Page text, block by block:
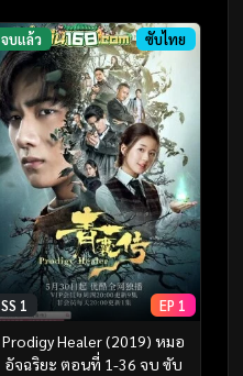
จบแล้ว ซับไทย
SS 1 EP 1
Prodigy Healer (2019) หมอ
อัจฉริยะ ตอนที่ 1-36 จบ ซับ